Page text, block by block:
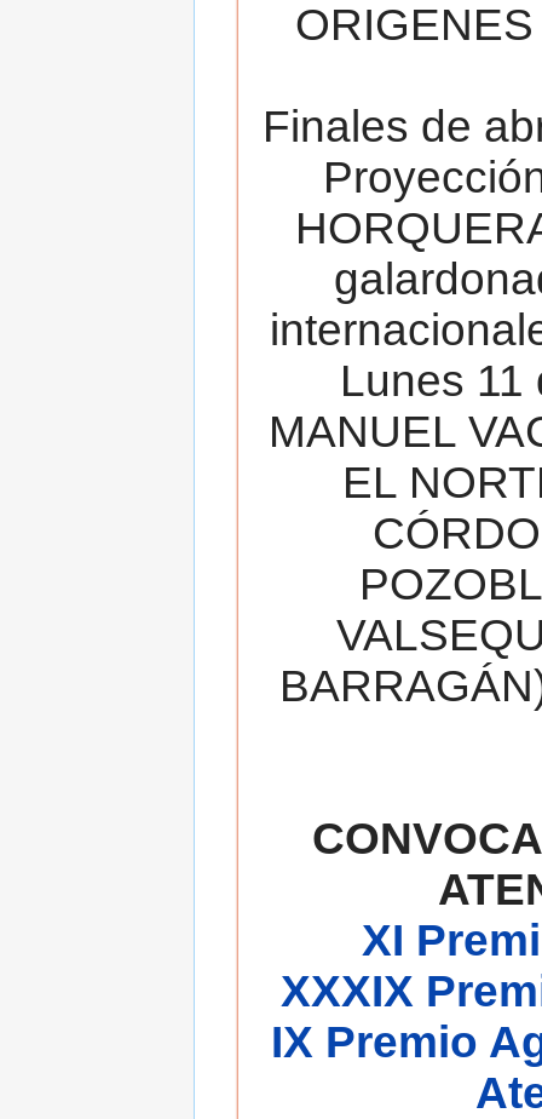
Finales de
Lunes 11
MANUEL
EL
XI
XXXIX
IX Premio